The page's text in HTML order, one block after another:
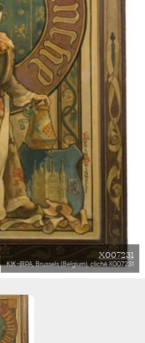
X007231
KIK-IRPA, Brussels (Belgium), cliché X007231